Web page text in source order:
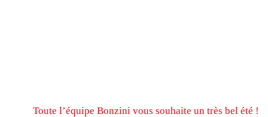
Toute l’équipe Bonzini vous souhaite un très bel été !